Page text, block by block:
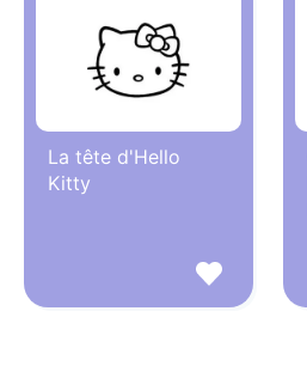
La tête d'Hello
Kitty